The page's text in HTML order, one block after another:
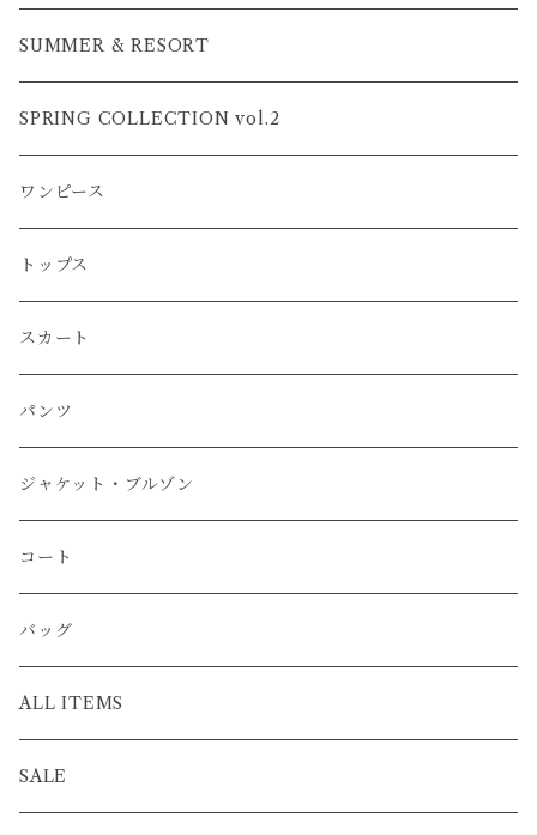
SUMMER & RESORT
SPRING COLLECTION vol.2
ワンピース
トップス
スカート
パンツ
ジャケット・ブルゾン
コート
バッグ
ALL ITEMS
SALE